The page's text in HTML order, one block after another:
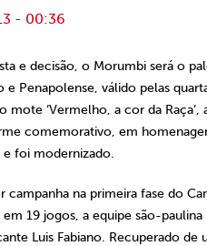
- 00:36
e decisão, o Morumbi será o
e Penapolense, válido pelas
mote ‘Vermelho, a cor da
comemorativo, em
e foi modernizado.
campanha na primeira fase do
19 jogos, a equipe são-
Luis Fabiano. Recuperado de